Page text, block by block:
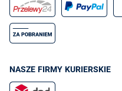
NASZE FIRMY KURIERSKIE